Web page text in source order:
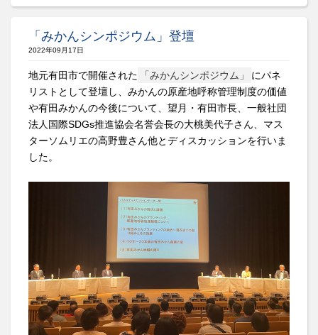
「みかんシンポジウム」登壇
2022年09月17日
地元有田市で開催された 「みかんシンポジウム」
にパネ
リストとして登壇し、みかんの原産地呼称管理制度の価値
や有田みかんの今後について、望月・有田市長、一般社団
法人国際SDGs推進協会名誉会長の大桃美代子さん、マス
ターソムリエの高野豊さん他とディスカッションを行いま
した。